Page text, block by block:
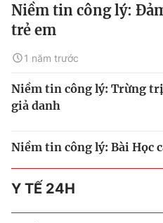
Niềm tin công lý:
trẻ em
1 năm trước
Niềm tin công lý: Trừng
giả danh
Niềm tin công lý: Bài Học
Y TẾ 24H